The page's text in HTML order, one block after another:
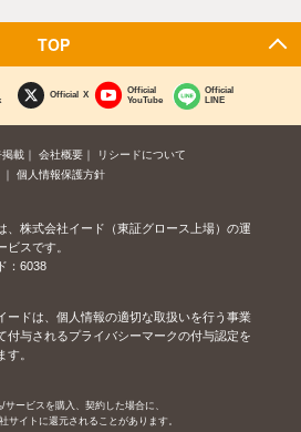
TOP
Official X
Official
YouTube
Official
LINE
掲載 会社概要
リシードについて
個人情報保護方針
、株式会社イード（東証グロース上場）の運
ビスです。
：6038
ードは、個人情報の適切な取扱いを行う事業
付与されるプライバシーマークの付与認定を
す。
サービスを購入、契約した場合に、
サイトに還元されることがあります。